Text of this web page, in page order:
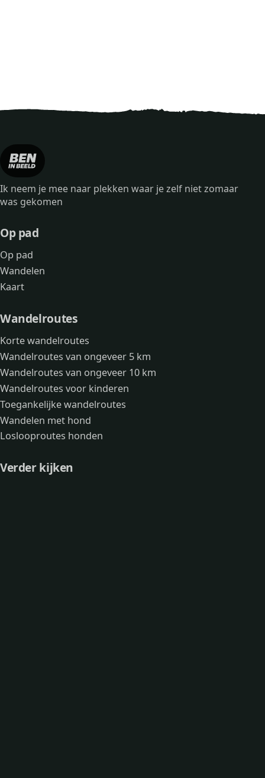
Ik neem je mee naar plekken waar je zelf niet zomaar
was gekomen
Op pad
Op pad
Wandelen
Kaart
Wandelroutes
Korte wandelroutes
Wandelroutes van ongeveer 5 km
Wandelroutes van ongeveer 10 km
Wandelroutes voor kinderen
Toegankelijke wandelroutes
Wandelen met hond
Loslooproutes honden
Verder kijken